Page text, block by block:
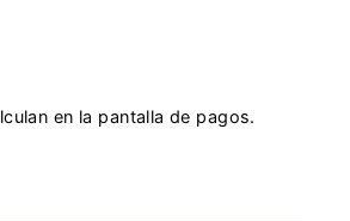
en la pantalla de pagos.